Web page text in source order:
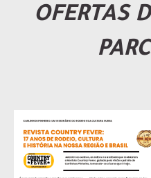
OFERTAS